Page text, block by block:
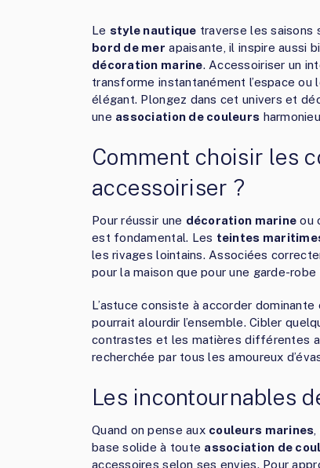
Le style nautique traverse les saisons
bord de mer apaisante, il inspire aussi
décoration marine. Accessoiriser un
transforme instantanément l’espace
élégant. Plongez dans cet univers et
une association de couleurs
Comment choisir les
accessoiriser ?
Pour réussir une décoration marine ou
est fondamental. Les teintes
les rivages lointains. Associées
pour la maison que pour une garde-robe
L’astuce consiste à accorder
pourrait alourdir l’ensemble. Cibler
contrastes et les matières différentes
recherchée par tous les amoureux
Les incontournables
Quand on pense aux couleurs marines,
base solide à toute association de
accessoires selon ses envies. Pour